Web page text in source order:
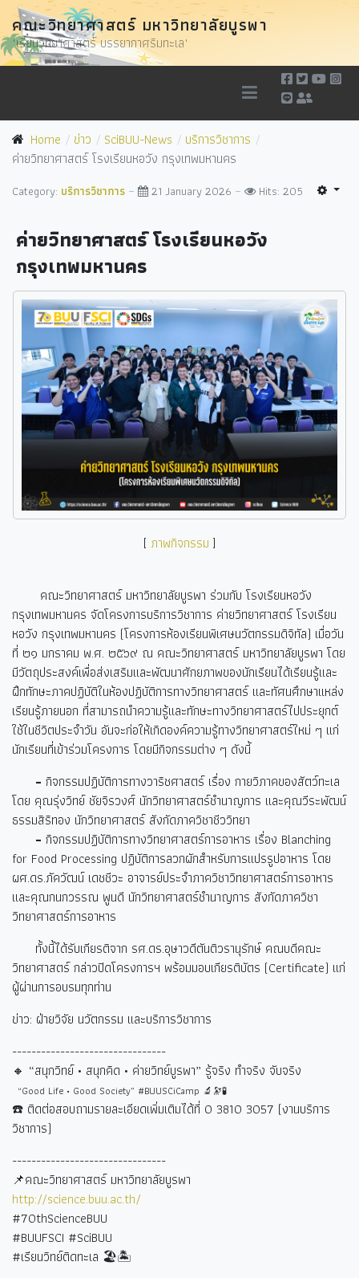
คณะวิทยาศาสตร์ มหาวิทยาลัยบูรพา
"เรียนวิทยาศาสตร์ บรรยากาศริมทะเล"
Home ข่าว SciBUU-News
บริการวิชาการ
ค่ายวิทยาศาสตร์ โรงเรียนหอวัง กรุงเทพมหานคร
Category: บริการวิชาการ 21 January 2026 Hits: 205
ค่ายวิทยาศาสตร์ โรงเรียนหอวัง
กรุงเทพมหานคร
[ ภาพกิจกรรม ]
คณะวิทยาศาสตร์ มหาวิทยาลัยบูรพา ร่วมกับ โรงเรียนหอวัง
กรุงเทพมหานคร จัดโครงการบริการวิชาการ ค่ายวิทยาศาสตร์ โรงเรียน
หอวัง กรุงเทพมหานคร (โครงการห้องเรียนพิเศษนวัตกรรมดิจิทัล) เมื่อวัน
ที่ ๒๑ มกราคม พ.ศ. ๒๕๖๙ ณ คณะวิทยาศาสตร์ มหาวิทยาลัยบูรพา โดย
มีวัตถุประสงค์เพื่อส่งเสริมและพัฒนาศักยภาพของนักเรียนได้เรียนรู้และ
ฝึกทักษะภาคปฏิบัติในห้องปฏิบัติการทางวิทยาศาสตร์ และทัศนศึกษาแหล่ง
เรียนรู้ภายนอก ที่สามารถนำความรู้และทักษะทางวิทยาศาสตร์ไปประยุกต์
ใช้ในชีวิตประจำวัน อันจะก่อให้เกิดองค์ความรู้ทางวิทยาศาสตร์ใหม่ ๆ แก่
นักเรียนที่เข้าร่วมโครงการ โดยมีกิจกรรมต่าง ๆ ดังนี้
- กิจกรรมปฏิบัติการทางวาริชศาสตร์ เรื่อง กายวิภาคของสัตว์ทะเล
โดย คุณรุ่งวิทย์ ชัยจิรวงศ์ นักวิทยาศาสตร์ชำนาญการ และคุณวีระพัฒน์
ธรรมสิริทอง นักวิทยาศาสตร์ สังกัดภาควิชาชีววิทยา
- กิจกรรมปฏิบัติการทางวิทยาศาสตร์การอาหาร เรื่อง Blanching
for Food Processing ปฏิบัติการลวกผักสำหรับการแปรรูปอาหาร โดย
ผศ.ดร.ภัควัฒน์ เดชชีวะ อาจารย์ประจำภาควิชาวิทยาศาสตร์การอาหาร
และคุณกนกวรรณ พูนดี นักวิทยาศาสตร์ชำนาญการ สังกัดภาควิชา
วิทยาศาสตร์การอาหาร
ทั้งนี้ได้รับเกียรติจาก รศ.ดร.อุษาวดีตันติวรานุรักษ์ คณบดีคณะ
วิทยาศาสตร์ กล่าวปิดโครงการฯ พร้อมมอบเกียรติบัตร (Certificate) แก่
ผู้ผ่านการอบรมทุกท่าน
ข่าว: ฝ่ายวิจัย นวัตกรรม และบริการวิชาการ
--------------------------------
🔸 “สนุกวิทย์ • สนุกคิด • ค่ายวิทย์บูรพา” รู้จริง ทำจริง จับจริง
“Good Life • Good Society” #BUUSCiCamp 🔬🔭🧪
☎️ ติดต่อสอบถามรายละเอียดเพิ่มเติมได้ที่ 0 3810 3057 (งานบริการ
วิชาการ)
--------------------------------
📌คณะวิทยาศาสตร์ มหาวิทยาลัยบูรพา
http://science.buu.ac.th/
#70thScienceBUU
#BUUFSCI #SciBUU
#เรียนวิทย์ติดทะเล 🏖🏝